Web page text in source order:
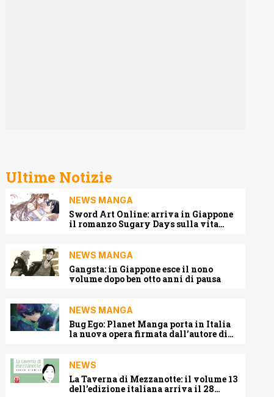
Ultime Notizie
NEWS MANGA
Sword Art Online: arriva in Giappone
il romanzo Sugary Days sulla vita
NEWS MANGA
Gangsta: in Giappone esce il nono
volume dopo ben otto anni di pausa
NEWS MANGA
Bug Ego: Planet Manga porta in Italia
la nuova opera firmata dall’autore di
NEWS
La Taverna di Mezzanotte: il volume 13
dell’edizione italiana arriva il 28